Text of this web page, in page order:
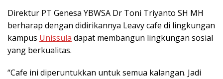
Direktur PT Genesa YBWSA Dr Toni Triyanto SH MH
berharap dengan didirikannya Leavy cafe di lingkungan
kampus Unissula dapat membangun lingkungan sosial
yang berkualitas.
“Cafe ini diperuntukkan untuk semua kalangan. Jadi